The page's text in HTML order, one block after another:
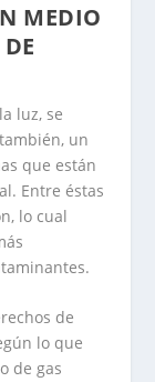
MEDIO
luz, se
un
que están
Entre éstas
lo cual
de
lo que
de gas